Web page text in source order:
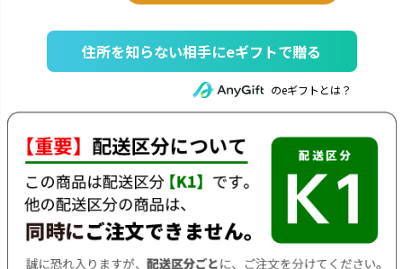
住所を知らない相手にeギフトで贈る
のeギフトとは？